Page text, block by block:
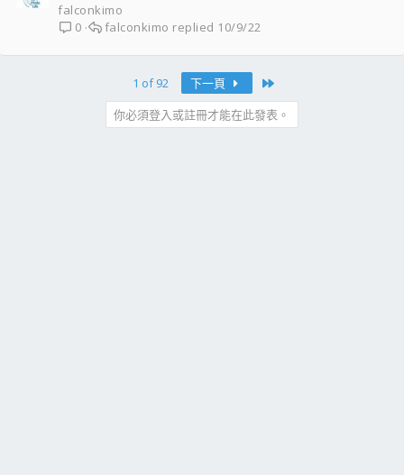
falconkimo
0
10/9/22
falconkimo
1 of 92 下一頁
你必須登入或註冊才能在此發表。